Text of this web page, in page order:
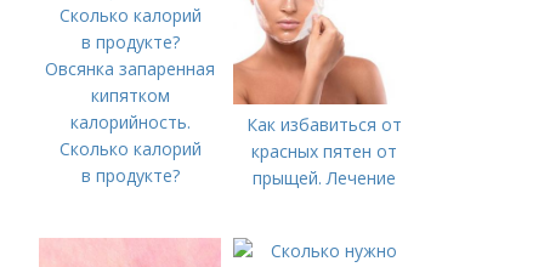
Овсянка запаренная
кипятком
калорийность.
Сколько калорий
в продукте?
Как избавиться от
красных пятен от
прыщей. Лечение